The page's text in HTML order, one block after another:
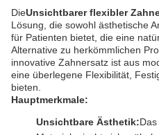
DieUnsichtbarer flexibler
Lösung, die sowohl ästhetische
für Patienten bietet, die eine
Alternative zu herkömmlichen
innovative Zahnersatz ist aus
eine überlegene Flexibilität,
bieten.
Hauptmerkmale:
Unsichtbare Ästhetik: